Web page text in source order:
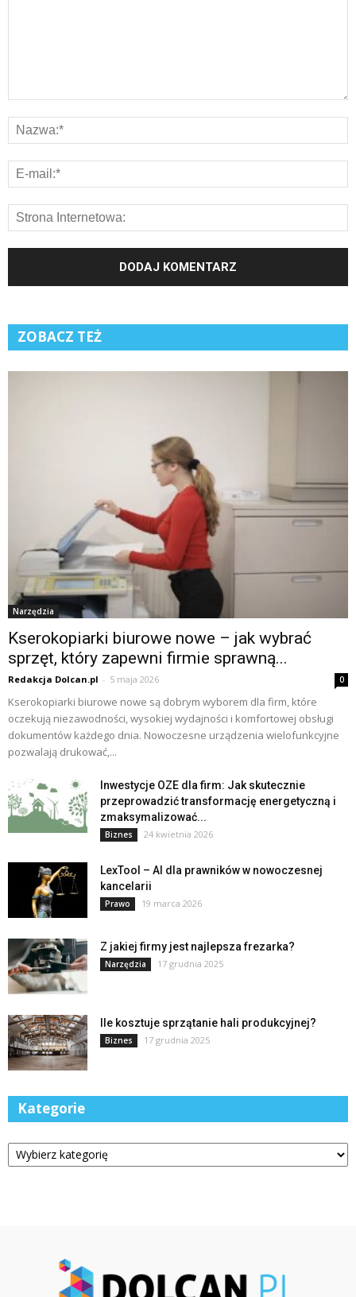
ZOBACZ TEŻ
Narzędzia
Kserokopiarki biurowe nowe – jak wybrać
sprzęt, który zapewni firmie sprawną...
Redakcja Dolcan.pl - 5 maja 2026 0
Kserokopiarki biurowe nowe są dobrym wyborem dla firm, które
oczekują niezawodności, wysokiej wydajności i komfortowej obsługi
dokumentów każdego dnia. Nowoczesne urządzenia wielofunkcyjne
pozwalają drukować,...
Inwestycje OZE dla firm: Jak skutecznie
przeprowadzić transformację energetyczną i
zmaksymalizować...
Biznes 24 kwietnia 2026
LexTool – AI dla prawników w nowoczesnej
kancelarii
Prawo 19 marca 2026
Z jakiej firmy jest najlepsza frezarka?
Narzędzia 17 grudnia 2025
Ile kosztuje sprzątanie hali produkcyjnej?
Biznes 17 grudnia 2025
Kategorie
Kategorie